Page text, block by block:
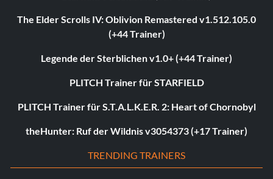
The Elder Scrolls IV: Oblivion Remastered v1.512.105.0
(+44 Trainer)
Legende der Sterblichen v1.0+ (+44 Trainer)
PLITCH Trainer für STARFIELD
PLITCH Trainer für S.T.A.L.K.E.R. 2: Heart of Chornobyl
theHunter: Ruf der Wildnis v3054373 (+17 Trainer)
TRENDING TRAINERS